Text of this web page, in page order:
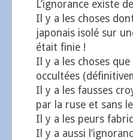
L’ignorance existe
Il y a les choses
japonais isolé sur
était finie !
Il y a les choses
occultées
Il y a les fausses
par la ruse et sans
Il y a les peurs
Il y a aussi